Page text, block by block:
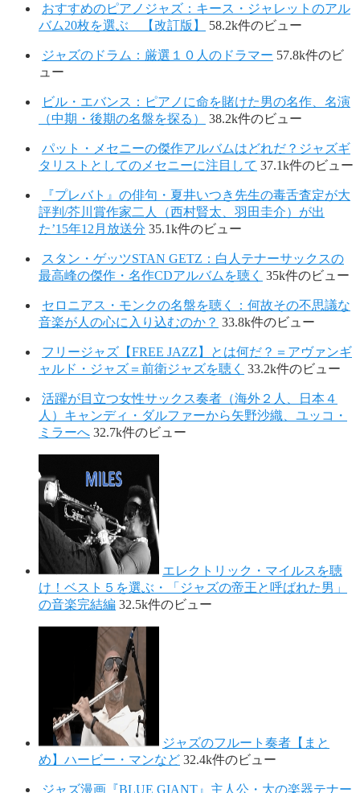
おすすめのピアノジャズ：キース・ジャレットのアル
バム20枚を選ぶ 【改訂版】
58.2k件のビュー
ジャズのドラム：厳選１０人のドラマー 57.8k件のビ
ュー
ビル・エバンス：ピアノに命を賭けた男の名作、名演
（中期・後期の名盤を探る）
38.2k件のビュー
パット・メセニーの傑作アルバムはどれだ？ジャズギ
タリストとしてのメセニーに注目して 37.1k件のビュー
『プレバト』の俳句・夏井いつき先生の毒舌査定が大
評判/芥川賞作家二人（西村賢太、羽田圭介）が出
た’15年12月放送分 35.1k件のビュー
スタン・ゲッツSTAN GETZ：白人テナーサックスの
最高峰の傑作・名作CDアルバムを聴く 35k件のビュー
セロニアス・モンクの名盤を聴く：何故その不思議な
音楽が人の心に入り込むのか？ 33.8k件のビュー
フリージャズ【FREE JAZZ】とは何だ？＝アヴァンギ
ャルド・ジャズ＝前衛ジャズを聴く 33.2k件のビュー
活躍が目立つ女性サックス奏者（海外２人、日本４
人）キャンディ・ダルファーから矢野沙織、ユッコ・
ミラーへ 32.7k件のビュー
エレクトリック・マイルスを聴
け！ベスト５を選ぶ・「ジャズの帝王と呼ばれた男」
の音楽完結編 32.5k件のビュー
ジャズのフルート奏者【まと
め】ハービー・マンなど 32.4k件のビュー
ジャズ漫画『BLUE GIANT』主人公・大の楽器テナー